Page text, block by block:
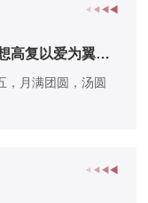
高复以爱为翼，
月满团圆，汤圆